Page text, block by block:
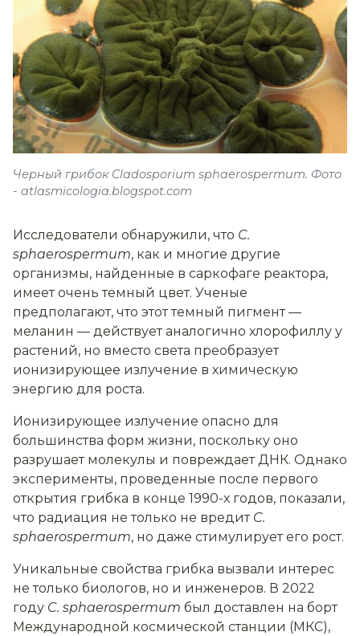
Черный грибок Cladosporium sphaerospermum. Фото
- atlasmicologia.blogspot.com
Исследователи обнаружили, что C.
sphaerospermum, как и многие другие
организмы, найденные в саркофаге реактора,
имеет очень темный цвет. Ученые
предполагают, что этот темный пигмент —
меланин — действует аналогично хлорофиллу у
растений, но вместо света преобразует
ионизирующее излучение в химическую
энергию для роста.
Ионизирующее излучение опасно для
большинства форм жизни, поскольку оно
разрушает молекулы и повреждает ДНК. Однако
эксперименты, проведенные после первого
открытия грибка в конце 1990-х годов, показали,
что радиация не только не вредит C.
sphaerospermum, но даже стимулирует его рост.
Уникальные свойства грибка вызвали интерес
не только биологов, но и инженеров. В 2022
году C. sphaerospermum был доставлен на борт
Международной космической станции (МКС),